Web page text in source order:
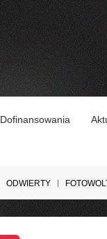
Dofinansowania
ODWIERTY